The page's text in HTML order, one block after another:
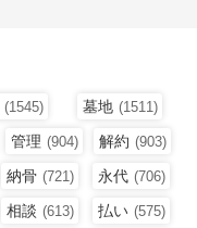
(1545) 墓地 (1511)
管理 (904) 解約 (903)
納骨 (721) 永代 (706)
相談 (613) 払い (575)